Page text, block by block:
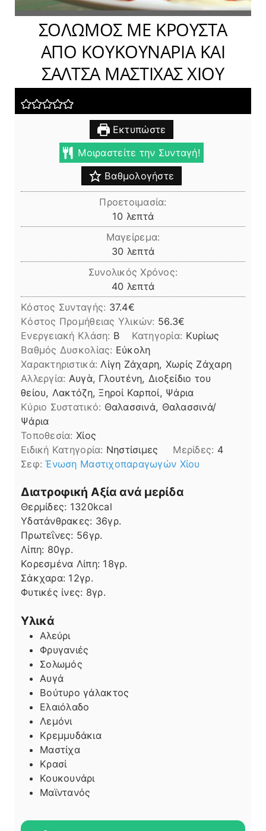
ΣΟΛΩΜΟΣ ΜΕ ΚΡΟΥΣΤΑ
ΑΠΟ ΚΟΥΚΟΥΝΑΡΙΑ ΚΑΙ
ΣΑΛΤΣΑ ΜΑΣΤΙΧΑΣ ΧΙΟΥ
Εκτυπώστε
Μοιραστείτε την Συνταγή!
Βαθμολογήστε
Προετοιμασία:
10 λεπτά
λεπτά
Μαγείρεμα:
30 λεπτά
λεπτά
Συνολικός Χρόνος:
40 λεπτά
λεπτά
Κόστος Συνταγής: 37.4€
Kόστος Προμήθειας Υλικών: 56.3
Ενεργειακή Κλάση: B Κατηγορία: Κυρίως
Βαθμός Δυσκολίας: Εύκολη
Χαρακτηριστικά: Λίγη Ζάχαρη, Χωρίς Ζάχαρη
Αλλεργία: Αυγὰ, Γλουτένη, Διοξείδιο του
θείου, Λακτόζη, Ξηροί Καρποί, Ψάρια
Kύριο Συστατικό: Θαλασσινά, Θαλασσινά/
Ψάρια
Τοποθεσία: Χίος
Ειδική Κατηγορία: Νηστίσιμες Μερίδες: 4
Σεφ:Ένωση Μαστιχοπαραγωγών Χίου
Διατροφική Αξία ανά μερίδα
Θερμίδες: 1320kcal
Υδατάνθρακες: 36γρ.
Πρωτεΐνες: 56γρ.
Λίπη
Λίπη: 80γρ.
Κορεσμένα Λίπη: 18γρ.
Σάκχαρα: 12γρ.
Φυτικές ίνες: 8γρ.
Υλικά
Αλεύρι
Φρυγανιές
Σολωμός
Αυγά
Βούτυρο γάλακτος
Ελαιόλαδο
Λεμόνι
Κρεμμυδάκια
Μαστίχα
Κρασί
Κουκουνάρι
Μαϊντανός